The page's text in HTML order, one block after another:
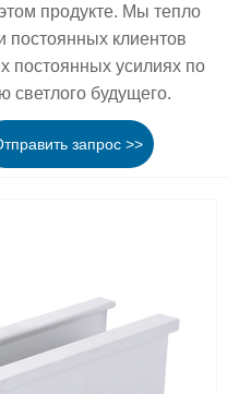
продукте. Мы тепло
постоянных клиентов
постоянных усилиях по
будущего.
запрос >>